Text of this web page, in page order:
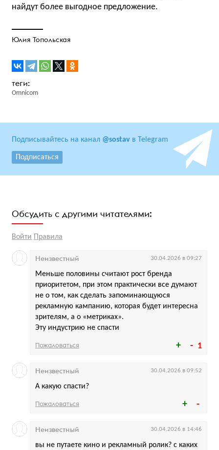
найдут более выгодное предложение.
Юлия Топольская
Omnicom
Подписывайтесь на канал @sostav в Telegram
Подписаться
Обсудить с другими читателями:
Войти Правила
1
Меньше половины считают рост бренда
приоритетом, при этом практически все думают
не о том, как сделать запоминающуюся
рекламную кампанию, которая будет интересна
зрителям, а о «метриках».
Эту индустрию не спасти
Неизвестный 30.04.2026 в 09:27
Пожаловаться
А какую спасти?
Неизвестный 30.04.2026 в 09:52
Пожаловаться
вы не путаете кино и рекламный ролик? с каких
Неизвестный 30.04.2026 в 14:46